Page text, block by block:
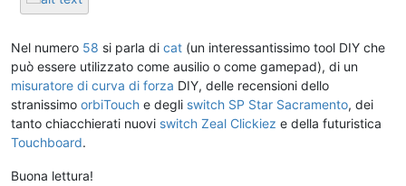
Nel numero 58 si parla di cat (un interessantissimo tool DIY che
può essere utilizzato come ausilio o come gamepad), di un
misuratore di curva di forza DIY, delle recensioni dello
stranissimo orbiTouch e degli switch SP Star Sacramento, dei
tanto chiacchierati nuovi switch Zeal Clickiez e della futuristica
Touchboard.
Buona lettura!